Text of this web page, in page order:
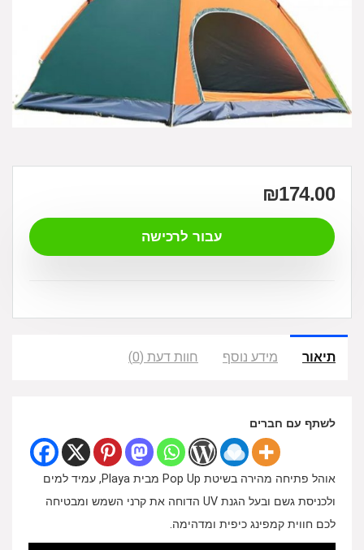
₪174.00
עבור לרכישה
תיאור מידע נוסף חוות דעת (0)
לשתף עם חברים
אוהל פתיחה מהירה בשיטת Pop Up מבית Playa, עמיד למים
ולכניסת גשם ובעל הגנת UV הדוחה את קרני השמש ומבטיחה
לכם חווית קמפינג כיפית ומדהימה.